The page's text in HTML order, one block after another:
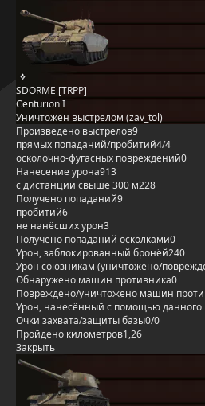
SDORME [TRPP]
Centurion I
Уничтожен выстрелом (zav_tol)
Произведено выстрелов9
прямых попаданий/пробитий4/4
осколочно-фугасных повреждений0
Нанесение урона913
с дистанции свыше 300 м228
Получено попаданий9
пробитий6
не нанёсших урон3
Получено попаданий осколками0
Урон, заблокированный бронёй240
Урон союзникам (уничтожено/
Обнаружено машин противника0
Повреждено/уничтожено машин
Урон, нанесённый с помощью данного
Очки захвата/защиты базы0/0
Пройдено километров1,26
Закрыть